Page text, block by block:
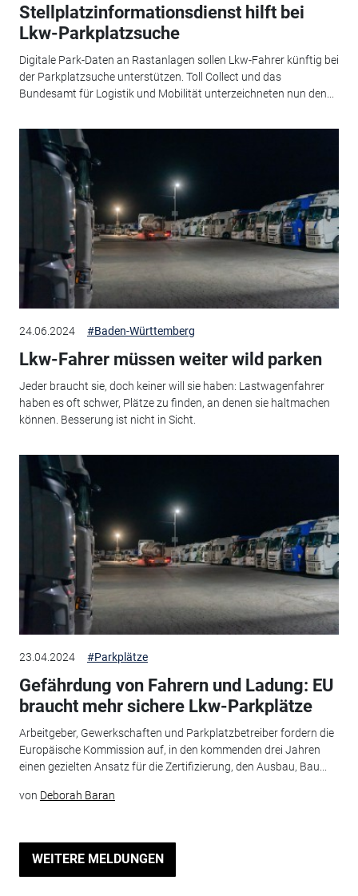
Stellplatzinformationsdienst hilft bei
Lkw-Parkplatzsuche
Digitale Park-Daten an Rastanlagen sollen Lkw-Fahrer künftig bei
der Parkplatzsuche unterstützen. Toll Collect und das
Bundesamt für Logistik und Mobilität unterzeichneten nun den...
24.06.2024 #Baden-Württemberg
Lkw-Fahrer müssen weiter wild parken
Jeder braucht sie, doch keiner will sie haben: Lastwagenfahrer
haben es oft schwer, Plätze zu finden, an denen sie haltmachen
können. Besserung ist nicht in Sicht.
23.04.2024 #Parkplätze
Gefährdung von Fahrern und Ladung: EU
braucht mehr sichere Lkw-Parkplätze
Arbeitgeber, Gewerkschaften und Parkplatzbetreiber fordern die
Europäische Kommission auf, in den kommenden drei Jahren
einen gezielten Ansatz für die Zertifizierung, den Ausbau, Bau...
von Deborah Baran
WEITERE MELDUNGEN